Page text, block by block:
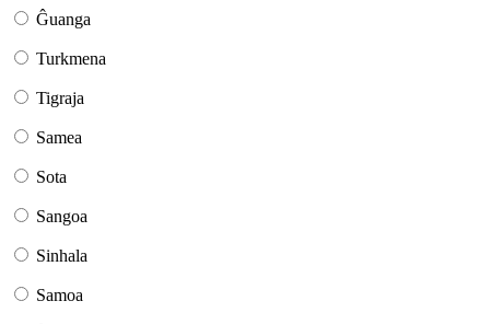
Ĝuanga
Turkmena
Tigraja
Samea
Sota
Sangoa
Sinhala
Samoa